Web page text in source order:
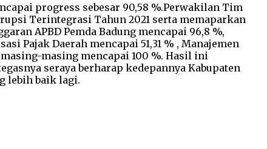
progress sebesar 90,58 %.Perwakilan Tim
Terintegrasi Tahun 2021 serta memaparkan
APBD Pemda Badung mencapai 96,8 %,
Pajak Daerah mencapai 51,31 % , Manajemen
masing-masing mencapai 100 %. Hasil ini
seraya berharap kedepannya Kabupaten
lebih baik lagi.